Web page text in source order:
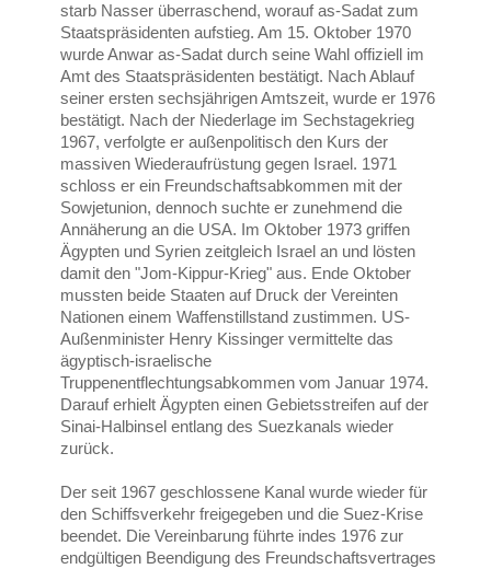
starb Nasser überraschend, worauf as-Sadat zum
Staatspräsidenten aufstieg. Am 15. Oktober 1970
wurde Anwar as-Sadat durch seine Wahl offiziell im
Amt des Staatspräsidenten bestätigt. Nach Ablauf
seiner ersten sechsjährigen Amtszeit, wurde er 1976
bestätigt. Nach der Niederlage im Sechstagekrieg
1967, verfolgte er außenpolitisch den Kurs der
massiven Wiederaufrüstung gegen Israel. 1971
schloss er ein Freundschaftsabkommen mit der
Sowjetunion, dennoch suchte er zunehmend die
Annäherung an die USA. Im Oktober 1973 griffen
Ägypten und Syrien zeitgleich Israel an und lösten
damit den "Jom-Kippur-Krieg" aus. Ende Oktober
mussten beide Staaten auf Druck der Vereinten
Nationen einem Waffenstillstand zustimmen. US-
Außenminister Henry Kissinger vermittelte das
ägyptisch-israelische
Truppenentflechtungsabkommen vom Januar 1974.
Darauf erhielt Ägypten einen Gebietsstreifen auf der
Sinai-Halbinsel entlang des Suezkanals wieder
zurück.
Der seit 1967 geschlossene Kanal wurde wieder für
den Schiffsverkehr freigegeben und die Suez-Krise
beendet. Die Vereinbarung führte indes 1976 zur
endgültigen Beendigung des Freundschaftsvertrages